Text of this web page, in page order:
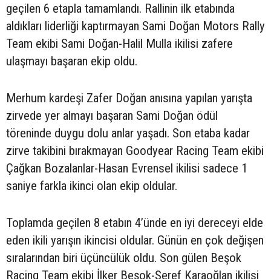
geçilen 6 etapla tamamlandı. Rallinin ilk etabında
aldıkları liderliği kaptırmayan Sami Doğan Motors Rally
Team ekibi Sami Doğan-Halil Mulla ikilisi zafere
ulaşmayı başaran ekip oldu.
Merhum kardeşi Zafer Doğan anısına yapılan yarışta
zirvede yer almayı başaran Sami Doğan ödül
töreninde duygu dolu anlar yaşadı. Son etaba kadar
zirve takibini bırakmayan Goodyear Racing Team ekibi
Çağkan Bozalanlar-Hasan Evrensel ikilisi sadece 1
saniye farkla ikinci olan ekip oldular.
Toplamda geçilen 8 etabın 4’ünde en iyi dereceyi elde
eden ikili yarışın ikincisi oldular. Günün en çok değişen
sıralarından biri üçüncülük oldu. Son gülen Beşok
Racing Team ekibi İlker Beşok-Şeref Karaoğlan ikilisi